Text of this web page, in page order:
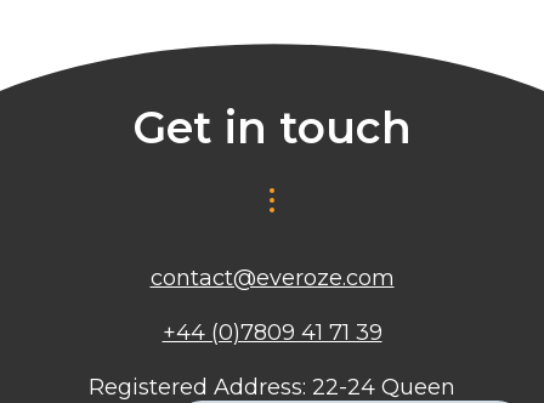
Get in touch
contact@everoze.com
+44 (0)7809 41 71 39
Registered Address: 22-24 Queen